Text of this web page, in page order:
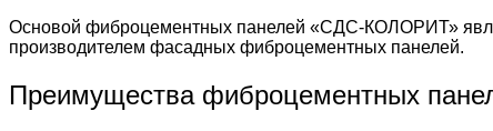
Основой фиброцементных панелей «СДС-КОЛОРИТ»
производителем фасадных фиброцементных панелей.
Преимущества фиброцементных